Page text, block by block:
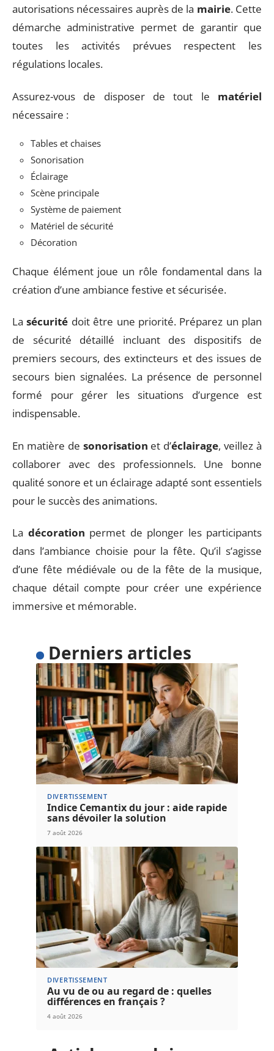
autorisations nécessaires auprès de la mairie. Cette
démarche administrative permet de garantir que
toutes les activités prévues respectent les
régulations locales.
Assurez-vous de disposer de tout le matériel
nécessaire :
Tables et chaises
Sonorisation
Éclairage
Scène principale
Système de paiement
Matériel de sécurité
Décoration
Chaque élément joue un rôle fondamental dans la
création d’une ambiance festive et sécurisée.
Lasécurité doit être une priorité. Préparez un plan
de sécurité détaillé incluant des dispositifs de
premiers secours, des extincteurs et des issues de
secours bien signalées. La présence de personnel
formé pour gérer les situations d’urgence est
indispensable.
En matière de sonorisation et d’éclairage, veillez à
collaborer avec des professionnels. Une bonne
qualité sonore et un éclairage adapté sont essentiels
pour le succès des animations.
La décoration permet de plonger les participants
dans l’ambiance choisie pour la fête. Qu’il s’agisse
d’une fête médiévale ou de la fête de la musique,
chaque détail compte pour créer une expérience
immersive et mémorable.
Derniers articles
DIVERTISSEMENT
Indice Cemantix du jour : aide rapide
sans dévoiler la solution
7 août 2026
DIVERTISSEMENT
Au vu de ou au regard de : quelles
différences en français ?
4 août 2026